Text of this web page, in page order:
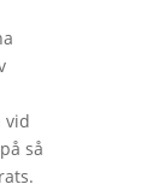
vid
så